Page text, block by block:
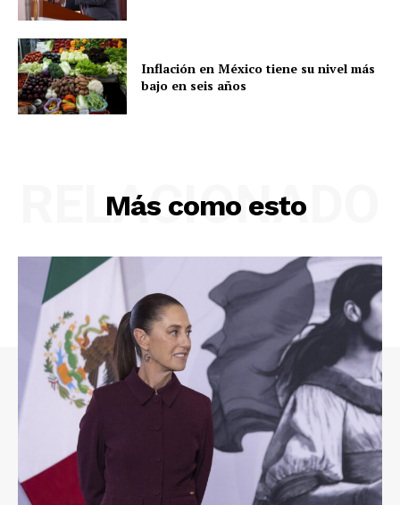
Inflación en México tiene su nivel más
bajo en seis años
Más como esto
RELACIONADO